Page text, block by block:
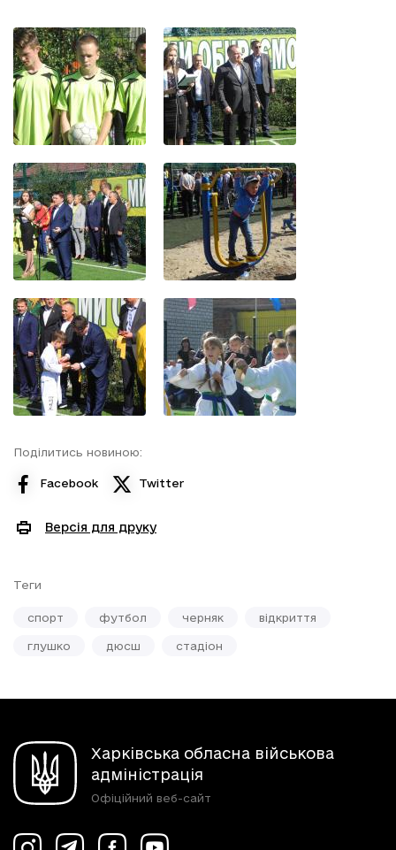
Поділитись новиною:
Facebook Twitter
Версія для друку
Теги
спорт футбол черняк відкриття
глушко дюсш стадіон
Харківська обласна військова
адміністрація
Офіційний веб-сайт